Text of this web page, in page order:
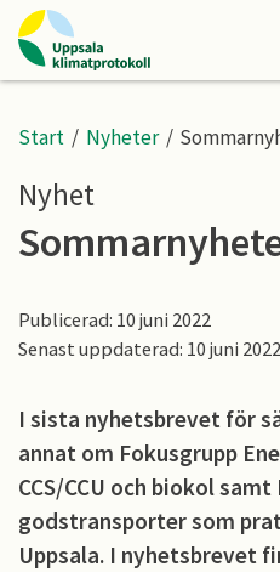
Start / Nyheter /
Nyhet
Publicerad: 10 juni 2022
Senast uppdaterad: 10 juni 2022
I sista nyhetsbrevet för
annat om Fokusgrupp
CCS/CCU och biokol
godstransporter som
Uppsala. I nyhetsbrevet